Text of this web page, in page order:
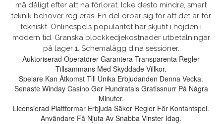
må dåligt efter att ha förlorat. Icke desto mindre, smart
teknik behöver regleras. En del oroar sig för att det är för
tekniskt. Onlinespels popularitet har skjutit i höjden i
modern tid. Granska blockkedjekostnader utbetalningar
på lager 1. Schemalägg dina sessioner.
Auktoriserad Operatörer Garantera Transparenta Regler
Tillsammans Med Skyddade Villkor.
Spelare Kan Åtkomst Till Unika Erbjudanden Denna Vecka.
Senaste Winday Casino Ger Hundratals Gratissnurr På Några
Minuter.
Licensierad Plattformar Erbjuda Säker Regler För Kontantspel.
Användare Få Njuta Av Snabba Vinster Idag.